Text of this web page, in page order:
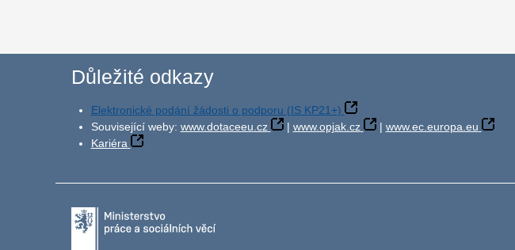
Důležité odkazy
Elektronické podání žádosti o podporu (IS KP21+)
Související weby: www.dotaceeu.cz | www.opjak.cz | www.ec.europa.eu
Kariéra